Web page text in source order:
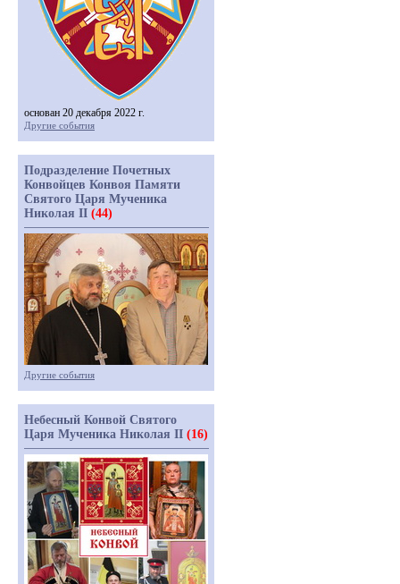
основан 20 декабря 2022 г.
Другие события
Подразделение Почетных
Конвойцев Конвоя Памяти
Святого Царя Мученика
Николая II (44)
Другие события
Небесный Конвой Святого
Царя Мученика Николая II (16)